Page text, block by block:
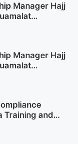
Manager Hajj
Manager Hajj
Training and